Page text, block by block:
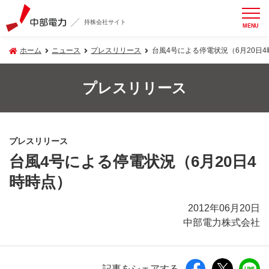
持株会社サイト MENU
ホーム ニュース プレスリリース 台風4号による停電状況（6月20日4
プレスリリース
プレスリリース
台風4号による停電状況（6月20日4
時時点）
2012年06月20日
中部電力株式会社